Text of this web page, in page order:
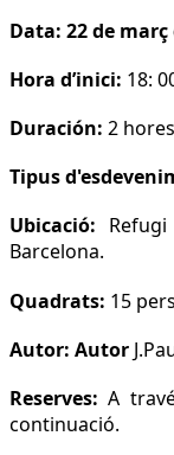
Data: 22 de març
Hora d’inici: 18:
Duración: 2 hores
Tipus
Ubicació:
Barcelona.
Quadrats: 15
Autor: Autor
Reserves:A
continuació.